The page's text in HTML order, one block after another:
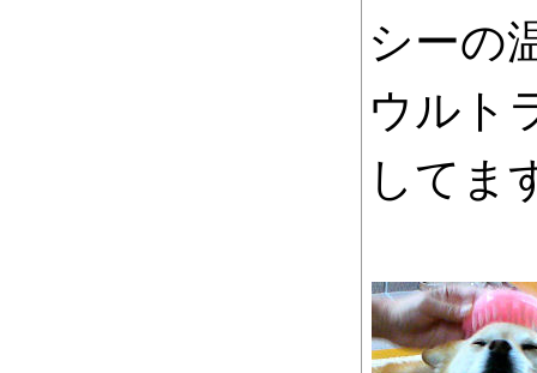
シーの
ウルト
してま